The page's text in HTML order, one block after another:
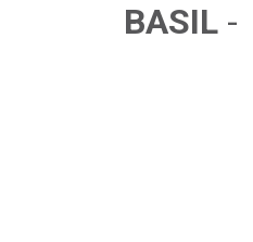
BASIL -